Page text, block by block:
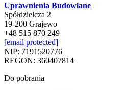
Uprawnienia Budowlane
Spółdzielcza 2
19-200 Grajewo
+48 515 870 249
[email protected]
NIP: 7191520776
REGON: 360407814
Do pobrania